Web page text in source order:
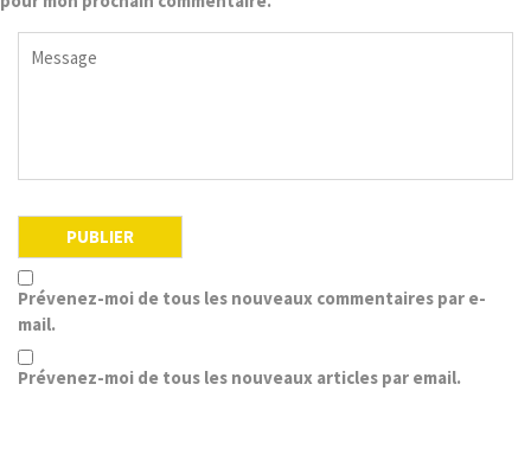
Prévenez-moi de tous les nouveaux commentaires par e-
mail.
Prévenez-moi de tous les nouveaux articles par email.